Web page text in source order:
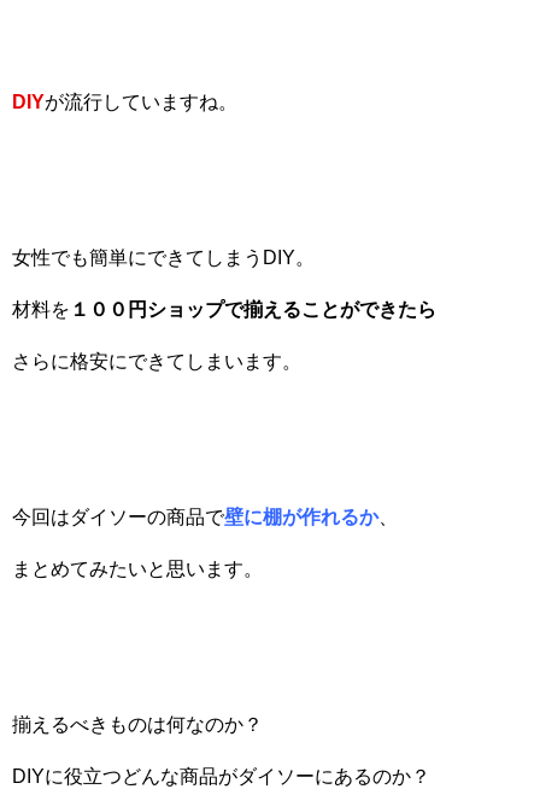
DIYが流行していますね。
女性でも簡単にできてしまうDIY。
材料を １００円ショップで揃えることができたら
さらに格安にできてしまいます。
今回はダイソーの商品で壁に棚が作れるか、
まとめてみたいと思います。
揃えるべきものは何なのか？
DIYに役立つどんな商品がダイソーにあるのか？